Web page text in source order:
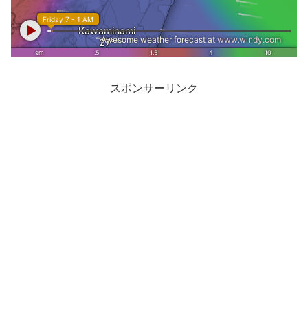
スポンサーリンク